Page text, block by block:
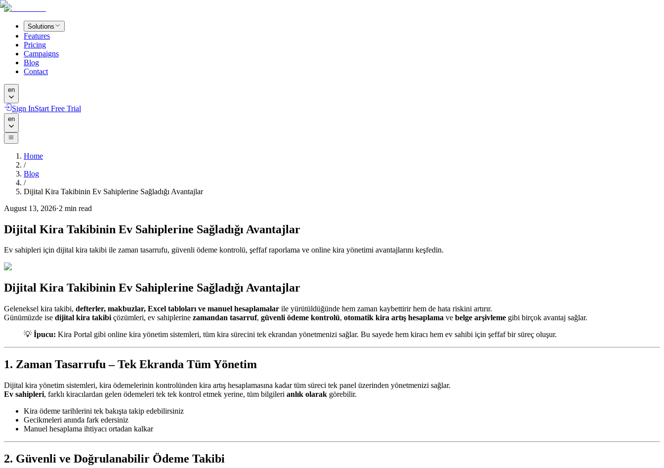
Solutions
Features
Pricing
Campaigns
Blog
Contact
en
Sign InStart Free Trial
en
Home
/
Blog
/
Dijital Kira Takibinin Ev Sahiplerine Sağladığı Avantajlar
August 13, 2026·2 min read
Dijital Kira Takibinin Ev Sahiplerine Sağladığı Avantajlar
Ev sahipleri için dijital kira takibi ile zaman tasarrufu, güvenli ödeme kontrolü, şeffaf raporlama ve online kira yönetimi avantajlarını keşfedin.
Dijital Kira Takibinin Ev Sahiplerine Sağladığı Avantajlar
Geleneksel kira takibi, defterler, makbuzlar, Excel tabloları ve manuel hesaplamalar ile yürütüldüğünde hem zaman kaybettirir hem de hata riskini artırır.
Günümüzde ise dijital kira takibi çözümleri, ev sahiplerine zamandan tasarruf, güvenli ödeme kontrolü, otomatik kira artış hesaplama ve belge arşivleme gibi birçok avantaj sağlar.
💡 İpucu: Kira Portal gibi online kira yönetim sistemleri, tüm kira sürecini tek ekrandan yönetmenizi sağlar. Bu sayede hem kiracı hem ev sahibi için şeffaf bir süreç oluşur.
1. Zaman Tasarrufu – Tek Ekranda Tüm Yönetim
Dijital kira yönetim sistemleri, kira ödemelerinin kontrolünden kira artış hesaplamasına kadar tüm süreci tek panel üzerinden yönetmenizi sağlar.
Ev sahipleri, farklı kiracılardan gelen ödemeleri tek tek kontrol etmek yerine, tüm bilgileri anlık olarak görebilir.
Kira ödeme tarihlerini tek bakışta takip edebilirsiniz
Gecikmeleri anında fark edersiniz
Manuel hesaplama ihtiyacı ortadan kalkar
2. Güvenli ve Doğrulanabilir Ödeme Takibi